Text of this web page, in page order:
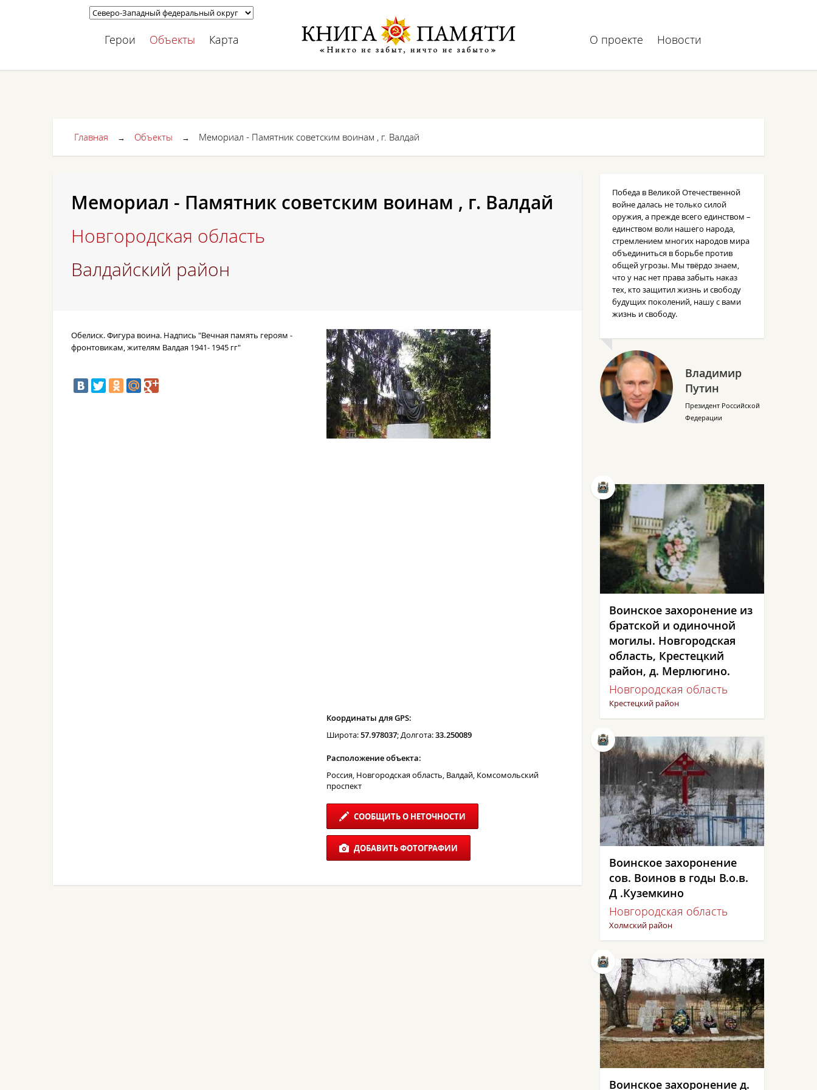
Герои Объекты Карта О проекте Новости
Главная → Объекты → Мемориал - Памятник советским воинам , г. Валдай
Мемориал - Памятник советским воинам , г. Валдай
Новгородская область
Валдайский район
Обелиск. Фигура воина. Надпись "Вечная память героям -
фронтовикам, жителям Валдая 1941- 1945 гг"
Координаты для GPS:
Широта:57.978037; Долгота:33.250089
Расположение объекта:
Россия, Новгородская область, Валдай, Комсомольский
проспект
СООБЩИТЬ О НЕТОЧНОСТИ
ДОБАВИТЬ ФОТОГРАФИИ
Победа в Великой Отечественной
войне далась не только силой
оружия, а прежде всего единством –
единством воли нашего народа,
стремлением многих народов мира
объединиться в борьбе против
общей угрозы. Мы твёрдо знаем,
что у нас нет права забыть наказ
тех, кто защитил жизнь и свободу
будущих поколений, нашу с вами
жизнь и свободу.
Владимир
Путин
Президент Российской
Федерации
Воинское захоронение из
братской и одиночной
могилы. Новгородская
область, Крестецкий
район, д. Мерлюгино.
Новгородская область
Крестецкий район
Воинское захоронение
сов. Воинов в годы В.о.в.
Д .Куземкино
Новгородская область
Холмский район
Воинское захоронение д.